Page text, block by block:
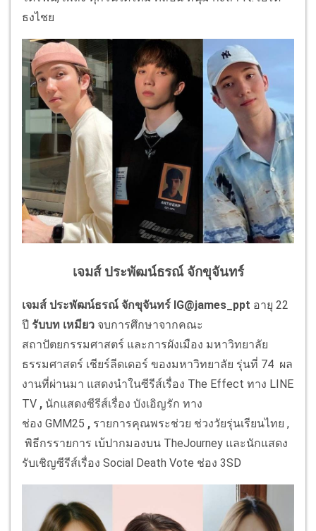
ธงไชย
เจมส์ ประพัฒน์ธรณ์ จักขุจันทร์
เจมส์ ประพัฒน์ธรณ์ จักขุจันทร์ IG@james_ppt อายุ 22
ปี รับบท เหมียว จบการศึกษาจากคณะ
สถาปัตยกรรมศาสตร์ และการผังเมือง มหาวิทยาลัย
ธรรมศาสตร์ เชียร์ลีดเดอร์ ของมหาวิทยาลัย รุ่นที่ 74 ผล
งานที่ผ่านมา แสดงนำในซีรีส์เรื่อง The Effect ทาง LINE
TV , นักแสดงซีรีส์เรื่อง บังเอิญรัก ทาง
ช่อง GMM25 , รายการคุณพระช่วย ช่วงวัยรุ่นเรียนไทย ,
พิธีกรรายการ เบ้ปากมองบน TheJourney และนักแสดง
รับเชิญซีรีส์เรื่อง Social Death Vote ช่อง 3SD